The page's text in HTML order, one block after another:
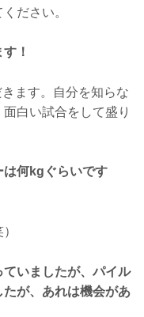
ださい。
！
ます。自分を知らな
白い試合をして盛り
は何kgぐらいです
いましたが、パイル
たが、あれは機会があ